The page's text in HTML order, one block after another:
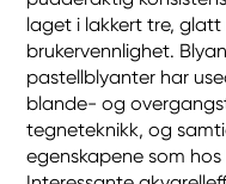
laget i lakkert tre,
brukervennlighet.
pastellblyanter har
blande- og
tegneteknikk, og
egenskapene som